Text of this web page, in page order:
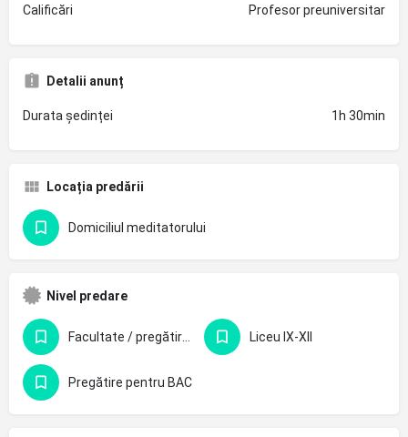
Calificări Profesor preuniversitar
Detalii anunț
Durata ședinței 1h 30min
Locația predării
Domiciliul meditatorului
Nivel predare
Facultate / pregătire profesională Liceu IX-XII
Pregătire pentru BAC